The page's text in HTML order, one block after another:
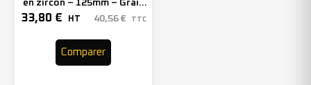
en zircon – 125mm – Grain
40 – 211410 (x10)
33,80 € HT 40,56 € TTC
Comparer